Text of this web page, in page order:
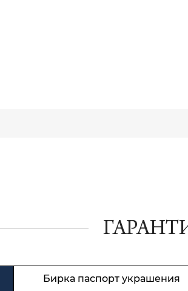
Бирка паспорт украшения